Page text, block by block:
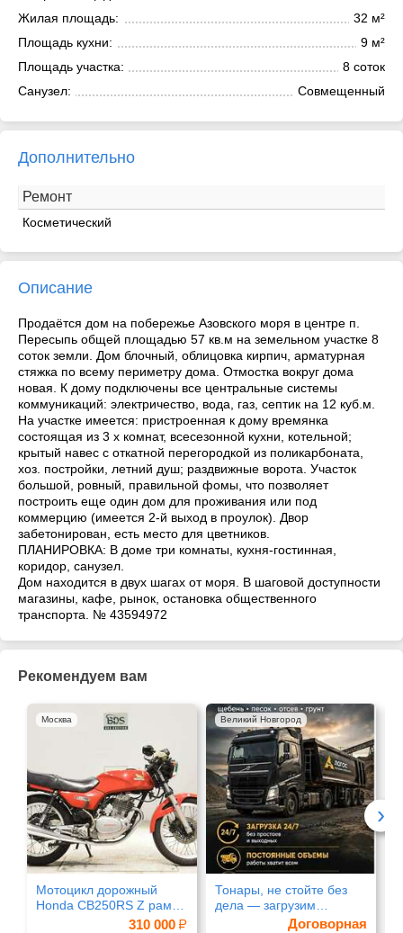
Жилая площадь:
32 м²
Площадь кухни:
9 м²
Площадь участка:
8 соток
Санузел:
Совмещенный
Дополнительно
Ремонт
Косметический
Описание
Продаётся дом на побережье Азовского моря в центре п.
Пересыпь общей площадью 57 кв.м на земельном участке 8
соток земли. Дом блочный, облицовка кирпич, арматурная
стяжка по всему периметру дома. Отмостка вокруг дома
новая. К дому подключены все центральные системы
коммуникаций: электричество, вода, газ, септик на 12 куб.м.
На участке имеется: пристроенная к дому времянка
состоящая из 3 х комнат, всесезонной кухни, котельной;
крытый навес с откатной перегородкой из поликарбоната,
хоз. постройки, летний душ; раздвижные ворота. Участок
большой, ровный, правильной фомы, что позволяет
построить еще один дом для проживания или под
коммерцию (имеется 2-й выход в проулок). Двор
забетонирован, есть место для цветников.
ПЛАНИРОВКА: В доме три комнаты, кухня-гостинная,
коридор, санузел.
Дом находится в двух шагах от моря. В шаговой доступности
магазины, кафе, рынок, остановка общественного
транспорта. № 43594972
Рекомендуем вам
Мотоцикл дорожный
Honda CB250RS Z рама
310 000
Москва
Тонары, не стойте без
дела — загрузим
работой 24/7Договорная
Великий Новгород
›